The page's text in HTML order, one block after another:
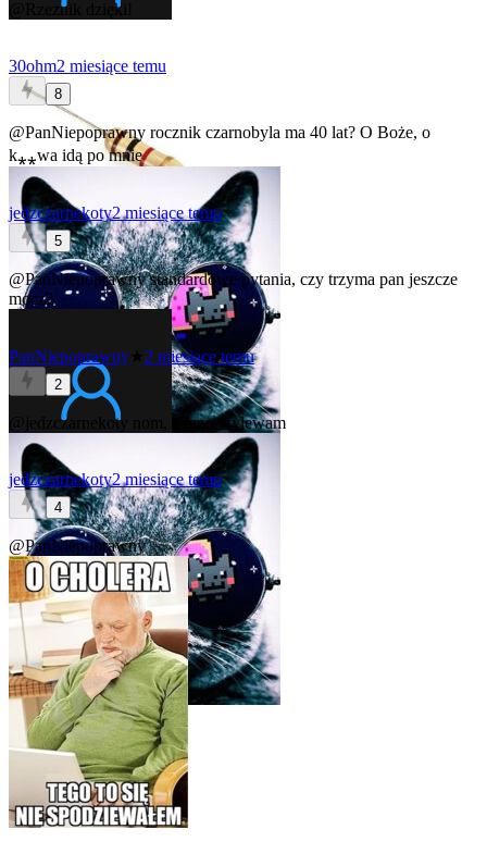
@Rzeznik dzięki!
30ohm2 miesiące temu
8
@PanNiepoprawny rocznik czarnobyla ma 40 lat? O Boże, o
k⁎⁎wa idą po mnie
jedzczarnekoty2 miesiące temu
5
@PanNiepoprawnystandardowe pytania, czy trzyma pan jeszcze
mocz?
PanNiepoprawny 2 miesiące temu
2
@jedzczarnekoty nom, a rano wylewam
jedzczarnekoty2 miesiące temu
4
@PanNiepoprawny